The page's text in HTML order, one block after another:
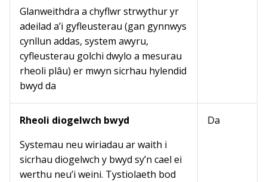
Glanweithdra a chyflwr strwythur yr
adeilad a’i gyfleusterau (gan gynnwys
cynllun addas, system awyru,
cyfleusterau golchi dwylo a mesurau
rheoli plâu) er mwyn sicrhau hylendid
bwyd da
Rheoli diogelwch bwyd
Systemau neu wiriadau ar waith i
sicrhau diogelwch y bwyd sy’n cael ei
werthu neu’i weini. Tystiolaeth bod
Da